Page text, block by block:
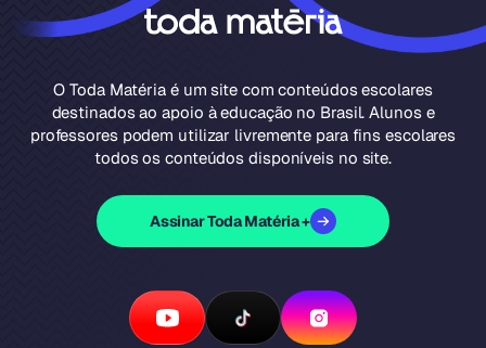
O Toda Matéria é um site com conteúdos escolares
destinados ao apoio à educação no Brasil. Alunos e
professores podem utilizar livremente para fins escolares
todos os conteúdos disponíveis no site.
Assinar Toda Matéria +